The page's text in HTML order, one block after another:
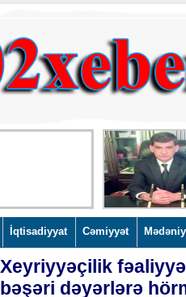
İqtisadiyyat Cəmiyyət
Xeyriyyəçilik
bəşəri dəyərlərə